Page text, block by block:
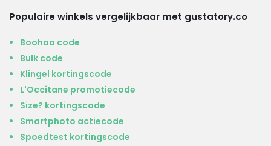
Populaire winkels vergelijkbaar met gustatory.co
Boohoo code
Bulk code
Klingel kortingscode
L'Occitane promotiecode
Size? kortingscode
Smartphoto actiecode
Spoedtest kortingscode